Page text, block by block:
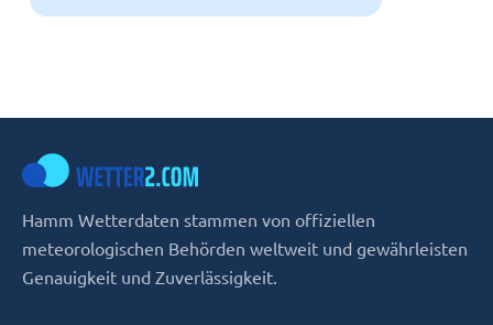
Hamm Wetterdaten stammen von offiziellen
meteorologischen Behörden weltweit und gewährleisten
Genauigkeit und Zuverlässigkeit.